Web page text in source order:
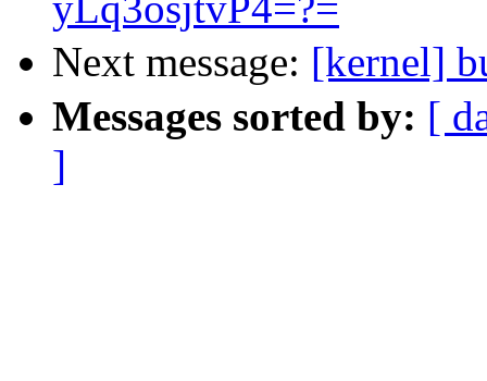
Next message: [kernel]
Messages sorted by: [
]